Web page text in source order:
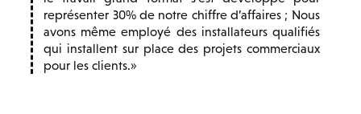
représenter 30% de notre chiffre d’affaires ; Nous
avons même employé des installateurs qualifiés
qui installent sur place des projets commerciaux
pour les clients.